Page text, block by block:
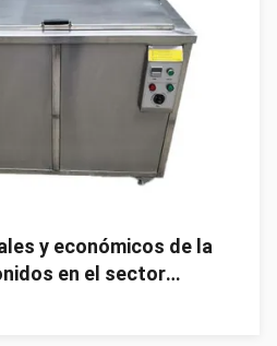
y económicos de la
en el sector